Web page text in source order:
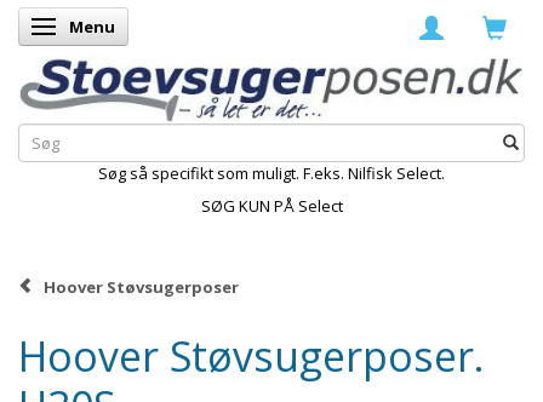
Skifte navigation
Menu
Søg så specifikt som muligt. F.eks. Nilfisk Select.
SØG KUN PÅ Select
Hoover Støvsugerposer
Hoover Støvsugerposer.